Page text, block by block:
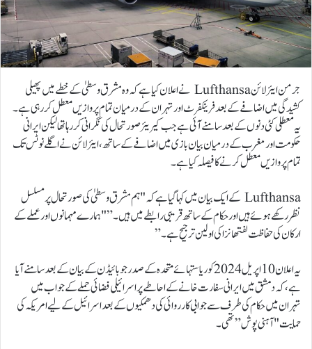
جرمن ایئر لائن Lufthansa نے اعلان کیا ہے کہ وہ مشرق وسطیٰ کے خطے میں پھیلی
کشیدگی میں اضافے کے بعد فرینکفرٹ اور تہران کے درمیان تمام پروازیں معطل کر رہی ہے۔
یہ معطلی کئی دنوں کے بعد سامنے آئی ہے جب کیریئر صورتحال کی نگرانی کر رہا تھا لیکن ایرانی
حکومت اور مغرب کے درمیان بیان بازی میں اضافے کے ساتھ، ایئر لائن نے اگلے نوٹس تک
تمام پروازیں معطل کرنے کا فیصلہ کیا ہے۔
Lufthansa کے ایک بیان میں کہا گیا ہے کہ "ہم مشرق وسطیٰ کی صورتحال پر مسلسل
نظر رکھے ہوئے ہیں اور حکام کے ساتھ قریبی رابطے میں ہیں۔” "ہمارے مہمانوں اور عملے کے
ارکان کی حفاظت لفتھانزا کی اولین ترجیح ہے۔”
یہ اعلان 10 اپریل 2024 کو ریاستہائے متحدہ کے صدر جو بائیڈن کے بیان کے بعد سامنے آیا
ہے، کہ دمشق میں ایرانی سفارت خانے کے احاطے پر اسرائیلی فضائی حملے کے جواب میں
تہران میں حکام کی طرف سے جوابی کارروائی کی دھمکیوں کے بعد اسرائیل کے لیے امریکہ کی
حمایت "آہنی پوش” تھی۔